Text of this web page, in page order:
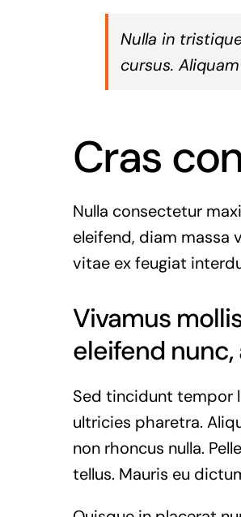
Nulla in
cursus.
Cras
Nulla consectetur
eleifend, diam massa
vitae ex feugiat
Vivamus
eleifend
Sed tincidunt tempor
ultricies pharetra.
non rhoncus nulla.
tellus. Mauris eu